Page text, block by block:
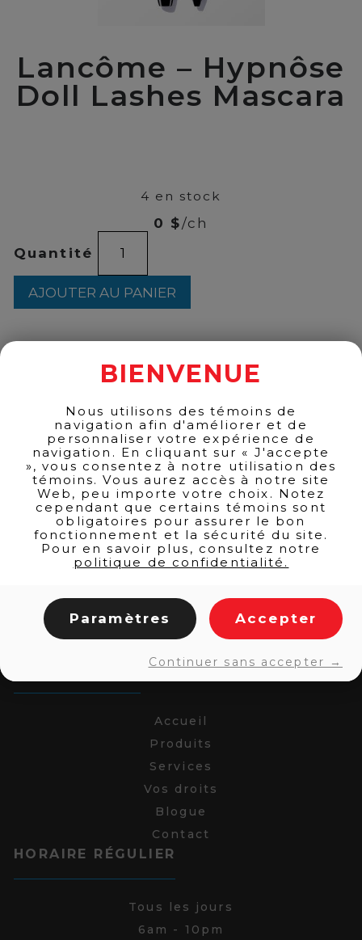
Lancôme – Hypnôse
Doll Lashes Mascara
4 en stock
0 $/ch
Quantité
-
Hypnôse
Mascara
AJOUTER AU PANIER
RETOUR AUX PRODUITS
Accueil
Produits
Services
Vos droits
Blogue
Contact
HORAIRE RÉGULIER
Tous les jours
6am - 10pm
BIENVENUE
Nous utilisons des témoins de
navigation afin d'améliorer et de
personnaliser votre expérience de
navigation. En cliquant sur « J'accepte
», vous consentez à notre utilisation des
témoins. Vous aurez accès à notre site
Web, peu importe votre choix. Notez
cependant que certains témoins sont
obligatoires pour assurer le bon
fonctionnement et la sécurité du site.
Pour en savoir plus, consultez notre
politique de confidentialité.
Paramètres Accepter
Continuer sans accepter →